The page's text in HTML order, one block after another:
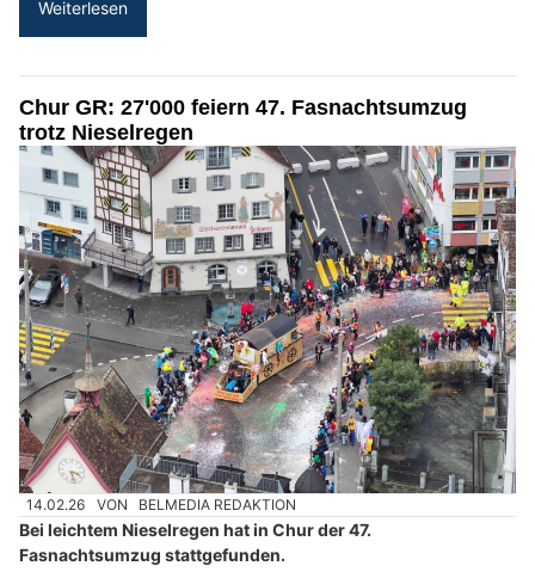
Weiterlesen
Chur GR: 27'000 feiern 47. Fasnachtsumzug
trotz Nieselregen
14.02.26 VON BELMEDIA REDAKTION
Bei leichtem Nieselregen hat in Chur der 47.
Fasnachtsumzug stattgefunden.